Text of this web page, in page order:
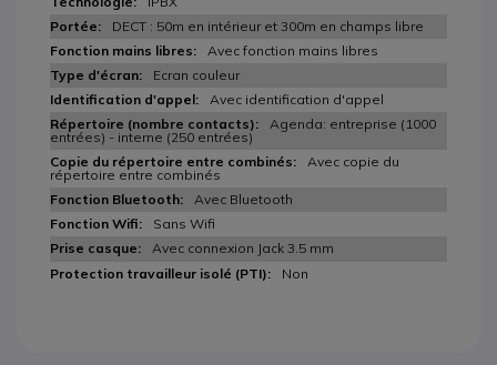
DECT : 50m en intérieur et 300m en champs libre
Avec fonction mains libres
Ecran couleur
Avec identification d'appel
Agenda: entreprise (1000
entrées) - interne (250 entrées)
Avec copie du
répertoire entre combinés
Avec Bluetooth
Sans Wifi
Avec connexion Jack 3.5 mm
Non